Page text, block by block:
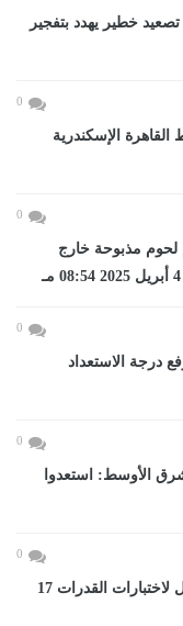
خطير يهدد بتفجير
0
الإسكندرية
0
١٨٥ كيلو جرام لحوم مذبوحة خارج
0
درجة الاستعداد
0
الأوسط: استعدوا
0
تنسيق الجامعات 2026.. إتاحة التسجيل لاختبارات القدرات 17